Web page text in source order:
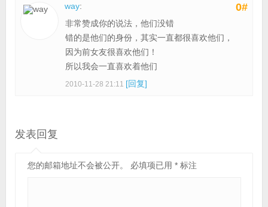
0#
way:
非常赞成你的说法，他们没错
错的是他们的身份，其实一直都很喜欢他们，
因为前女友很喜欢他们！
所以我会一直喜欢着他们
2010-11-28 21:11 [回复]
发表回复
您的邮箱地址不会被公开。 必填项已用 *标注